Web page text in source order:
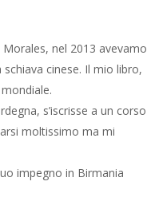
nel 2013 avevamo
cinese. Il mio libro,
s’iscrisse a un corso
moltissimo ma mi
impegno in Birmania